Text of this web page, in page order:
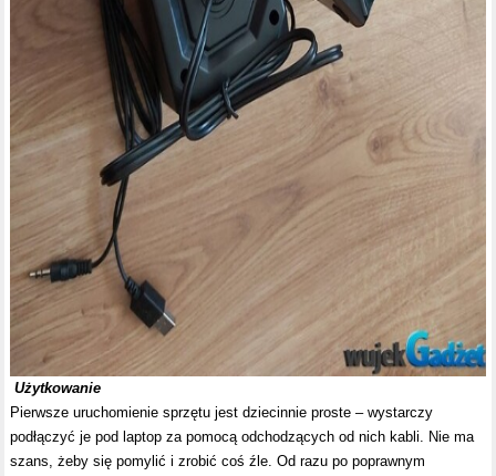
Użytkowanie
Pierwsze uruchomienie sprzętu jest dziecinnie proste – wystarczy
podłączyć je pod laptop za pomocą odchodzących od nich kabli. Nie ma
szans, żeby się pomylić i zrobić coś źle. Od razu po poprawnym